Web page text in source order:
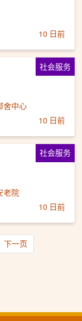
10 日前
社会服务
舍中心
10 日前
社会服务
老院
10 日前
下一页